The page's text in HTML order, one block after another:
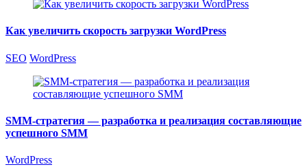
Как увеличить скорость загрузки WordPress
SEO WordPress
SMM-стратегия — разработка и реализация составляющие
успешного SMM
WordPress